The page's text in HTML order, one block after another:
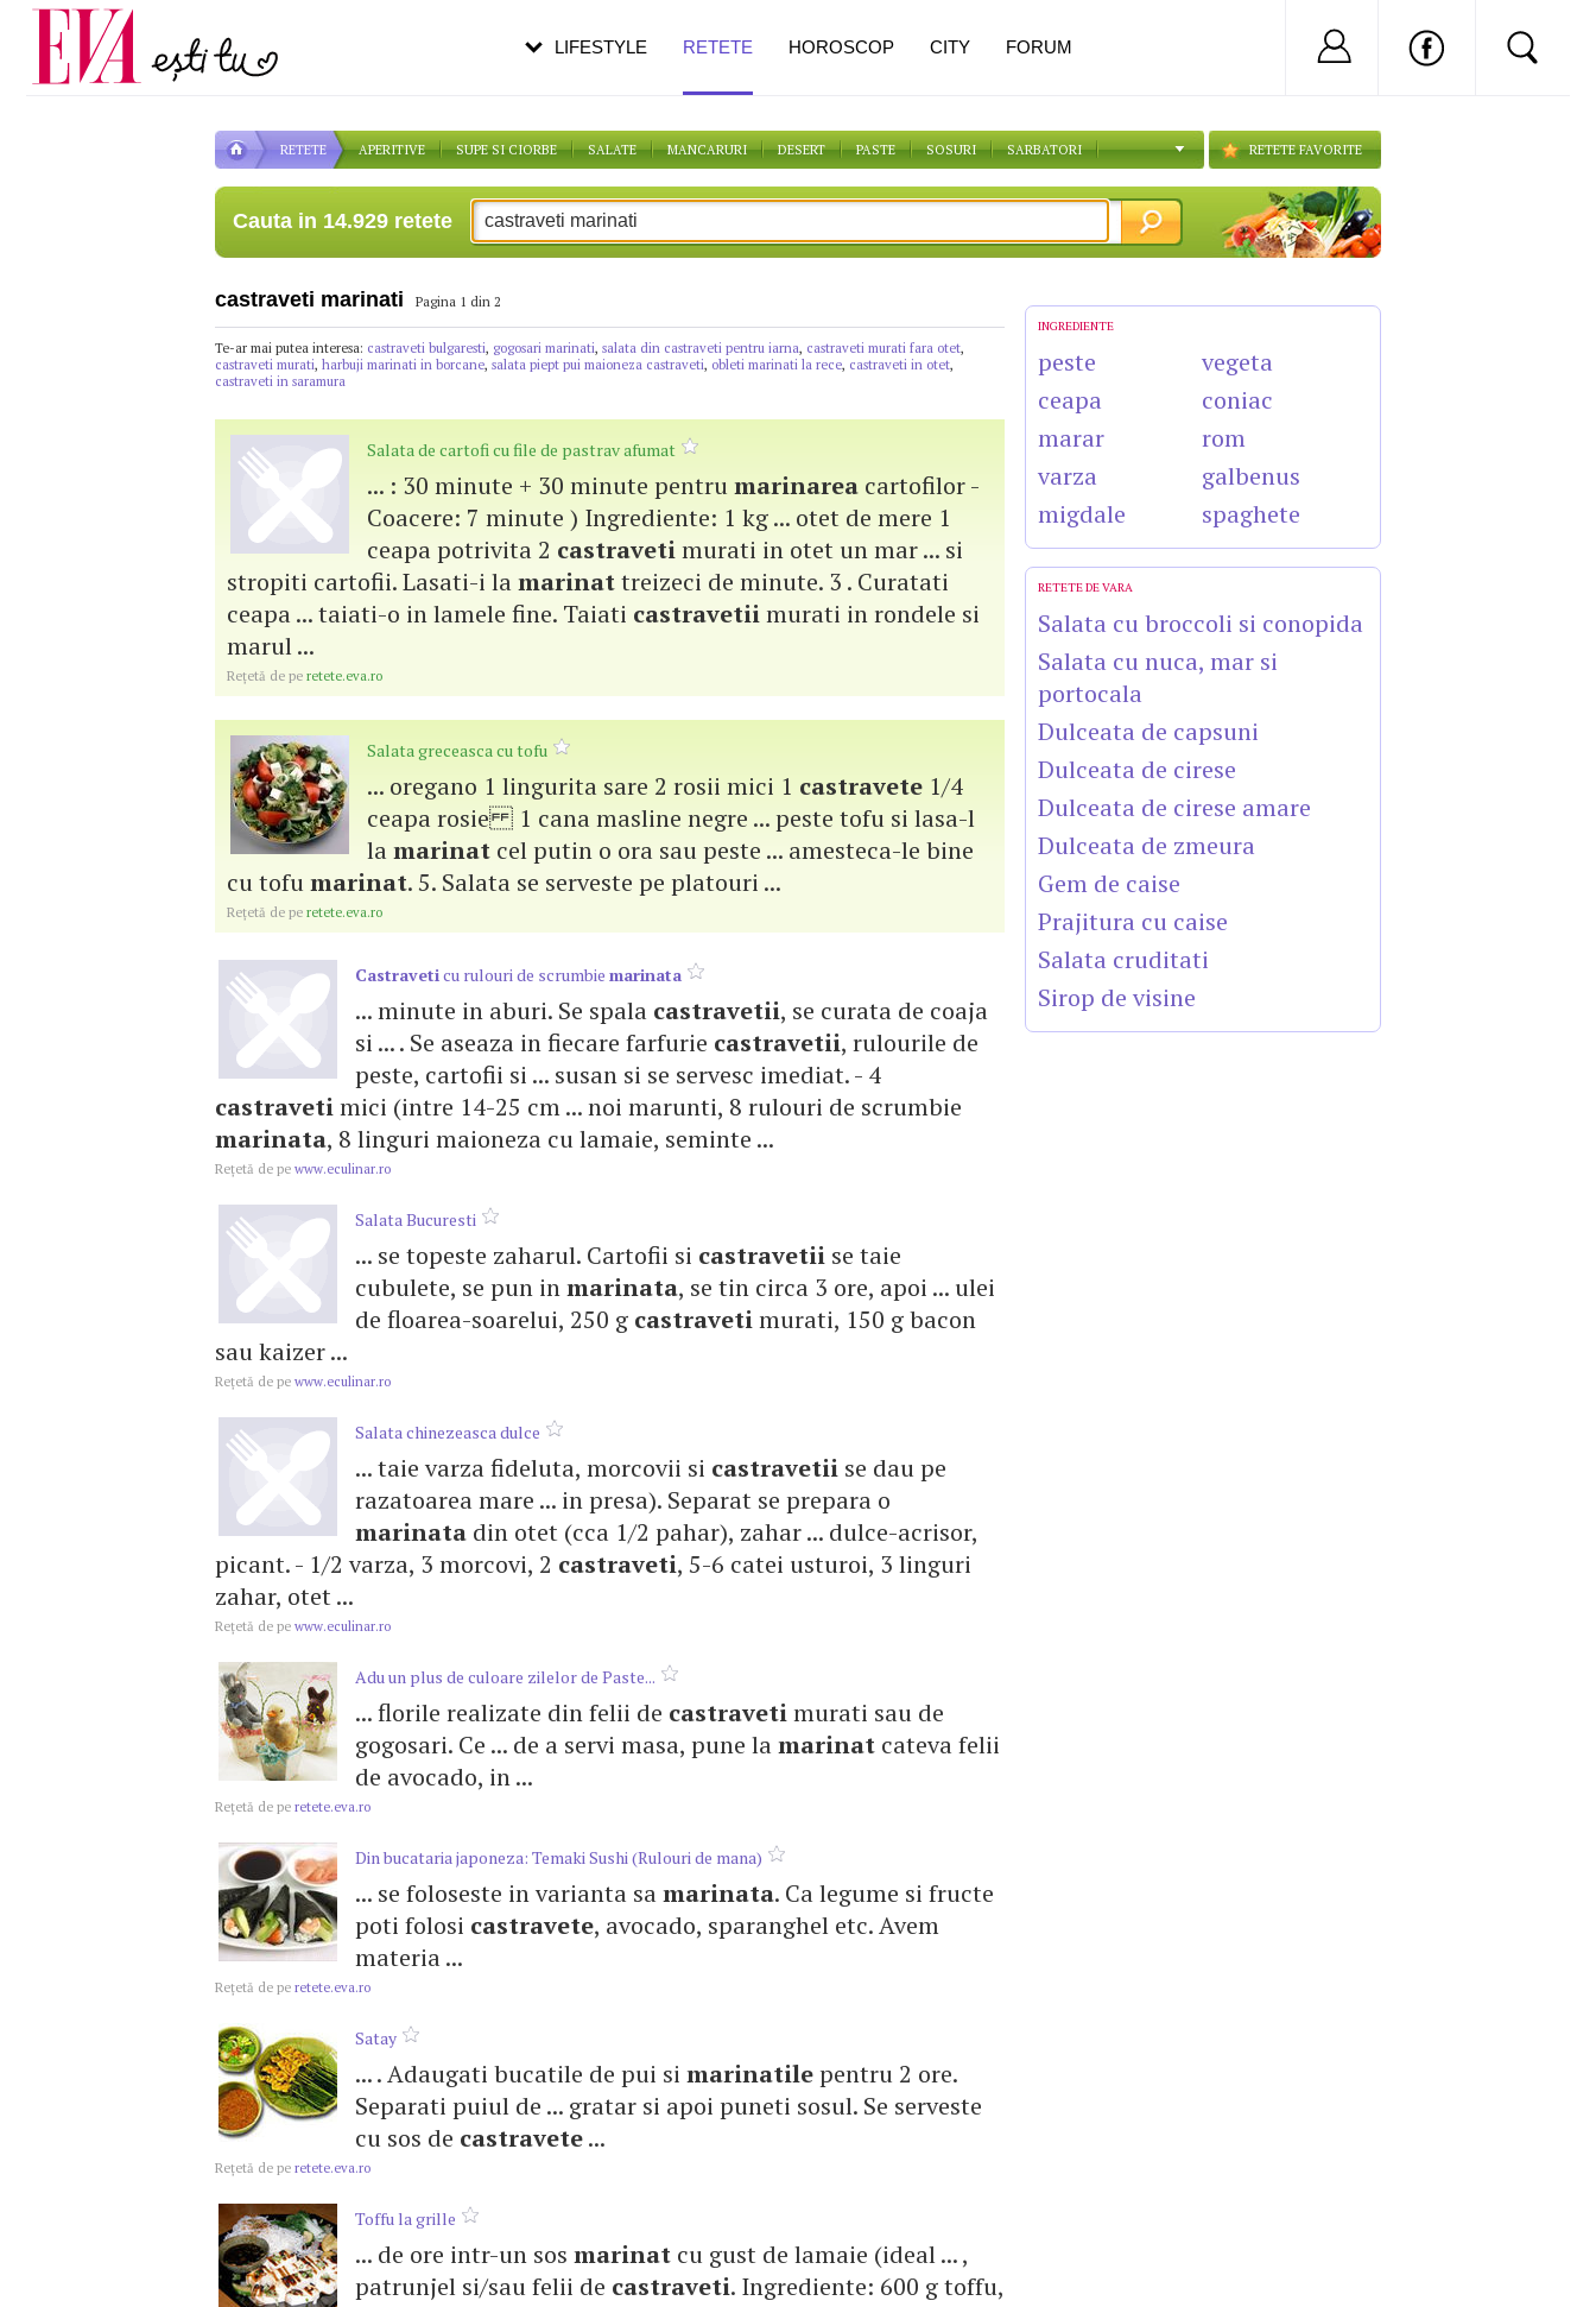
RETETE APERITIVE SUPE SI CIORBE SALATE MANCARURI DESERT PASTE SOSURI SARBATORI RETETE FAVORITE
Cauta in 14.929 retete
castraveti marinati Pagina 1 din 2
Te-ar mai putea interesa: castraveti bulgaresti, gogosari marinati, salata din castraveti pentru iarna, castraveti murati fara otet,
castraveti murati, harbuji marinati in borcane, salata piept pui maioneza castraveti, obleti marinati la rece, castraveti in otet,
castraveti in saramura
Salata de cartofi cu file de pastrav afumat
... : 30 minute + 30 minute pentrumarinarea cartofilor -
Coacere: 7 minute ) Ingrediente: 1 kg ... otet de mere 1
ceapa potrivita 2 castravetimurati in otet un mar ... si
stropiti cartofii. Lasati-i lamarinattreizeci de minute. 3 . Curatati
ceapa ... taiati-o in lamele fine. Taiati castravetiimurati in rondele si
marul ...
Reţetă de pe retete.eva.ro
Salata greceasca cu tofu
... oregano 1 lingurita sare 2 rosii mici 1 castravete 1/4
ceapa rosie 1 cana masline negre ... peste tofu si lasa-l
lamarinat cel putin o ora sau peste ... amesteca-le bine
cu tofumarinat. 5. Salata se serveste pe platouri ...
Reţetă de pe retete.eva.ro
Castraveticu rulouri de scrumbie marinata
... minute in aburi. Se spala castravetii, se curata de coaja
si ... . Se aseaza in fiecare farfurie castravetii, rulourile de
peste, cartofii si ... susan si se servesc imediat. - 4
castravetimici (intre 14-25 cm ... noi marunti, 8 rulouri de scrumbie
marinata, 8 linguri maioneza cu lamaie, seminte ...
Reţetă de pe www.eculinar.ro
Salata Bucuresti
... se topeste zaharul. Cartofii si castravetii se taie
cubulete, se pun inmarinata, se tin circa 3 ore, apoi ... ulei
de floarea-soarelui, 250 g castravetimurati, 150 g bacon
sau kaizer ...
Reţetă de pe www.eculinar.ro
Salata chinezeasca dulce
... taie varza fideluta, morcovii si castravetii se dau pe
razatoarea mare ... in presa). Separat se prepara o
marinata din otet (cca 1/2 pahar), zahar ... dulce-acrisor,
picant. - 1/2 varza, 3 morcovi, 2 castraveti, 5-6 catei usturoi, 3 linguri
zahar, otet ...
Reţetă de pe www.eculinar.ro
Adu un plus de culoare zilelor de Paste...
... florile realizate din felii de castravetimurati sau de
gogosari. Ce ... de a servi masa, pune lamarinat cateva felii
de avocado, in ...
Reţetă de pe retete.eva.ro
Din bucataria japoneza: Temaki Sushi (Rulouri de mana)
... se foloseste in varianta samarinata. Ca legume si fructe
poti folosi castravete, avocado, sparanghel etc. Avem
materia ...
Reţetă de pe retete.eva.ro
Satay
... . Adaugati bucatile de pui si marinatilepentru 2 ore.
Separati puiul de ... gratar si apoi puneti sosul. Se serveste
cu sos de castravete...
Reţetă de pe retete.eva.ro
Toffu la grille
... de ore intr-un sos marinat cu gust de lamaie (ideal ... ,
patrunjel si/sau felii de castraveti. Ingrediente: 600 g toffu,
INGREDIENTE
peste
ceapa
marar
varza
migdale
vegeta
coniac
rom
galbenus
spaghete
RETETE DE VARA
Salata cu broccoli si conopida
Salata cu nuca, mar si
portocala
Dulceata de capsuni
Dulceata de cirese
Dulceata de cirese amare
Dulceata de zmeura
Gem de caise
Prajitura cu caise
Salata cruditati
Sirop de visine
LIFESTYLE RETETE HOROSCOP CITY FORUM Nu ai cont?
Carieră
Actualitate